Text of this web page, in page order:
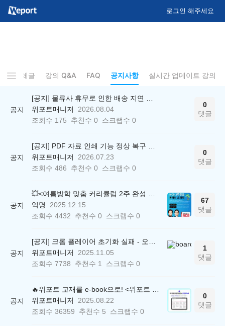
로그인 해주세요
전체글 강의 Q&A FAQ 공지사항 실시간 업데이트 강의
공지
위포트매니저
2026.08.04
조회수 175 추천수 0 스크랩수 0
0
댓글
공지
위포트매니저
2026.07.23
조회수 486 추천수 0 스크랩수 0
0
댓글
공지
익명
2025.12.15
조회수 4432 추천수 0 스크랩수 0
67
댓글
공지
위포트매니저
2025.11.05
조회수 7738 추천수 1 스크랩수 0
1
댓글
공지
위포트매니저
2025.08.22
조회수 36359 추천수 5 스크랩수 0
0
댓글